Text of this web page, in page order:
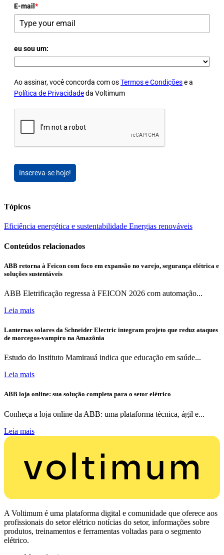
E-mail *
eu sou um:
Ao assinar, você concorda com osTermos e Condiçõese a
Política de Privacidadeda Voltimum
Inscreva-se hoje!
Tópicos
Eficiência energética e sustentabilidade Energias renováveis
Conteúdos relacionados
ABB retorna à Feicon com foco em expansão no varejo, segurança elétrica e
soluções sustentáveis
ABB Eletrificação regressa à FEICON 2026 com automação...
Leia mais
Lanternas solares da Schneider Electric integram projeto que reduz ataques
de morcegos-vampiro na Amazônia
Estudo do Instituto Mamirauá indica que educação em saúde...
Leia mais
ABB loja online: sua solução completa para o setor elétrico
Conheça a loja online da ABB: uma plataforma técnica, ágil e...
Leia mais
A Voltimum é uma plataforma digital e comunidade que oferece aos
profissionais do setor elétrico notícias do setor, informações sobre
produtos, treinamentos e ferramentas voltadas para o segmento
elétrico.